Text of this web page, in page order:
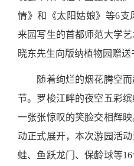
情》和《太阳姑娘》等6支
来园写生的首都师范大学
晓东先生向版纳植物园赠送
随着绚烂的烟花腾空而
节。罗梭江畔的夜空五彩
一张张惊叹的笑脸交相辉
动正式展开，本次游园活
蛙、鱼跃龙门、保龄球等